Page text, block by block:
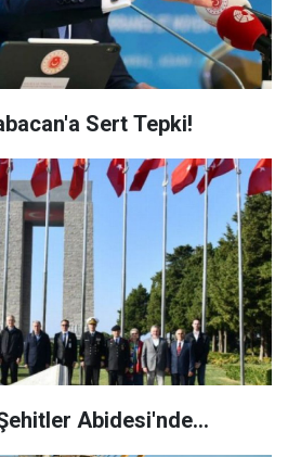
Sert Tepki!
Abidesi'nde...